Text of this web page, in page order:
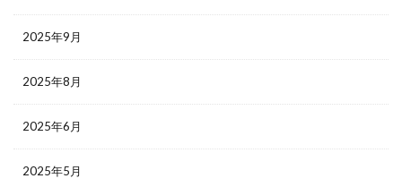
2025年9月
2025年8月
2025年6月
2025年5月